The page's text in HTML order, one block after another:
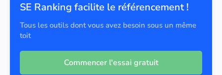
SE Ranking facilite le référencement !
Tous les outils dont vous avez besoin sous un même
toit
Commencer l'essai gratuit